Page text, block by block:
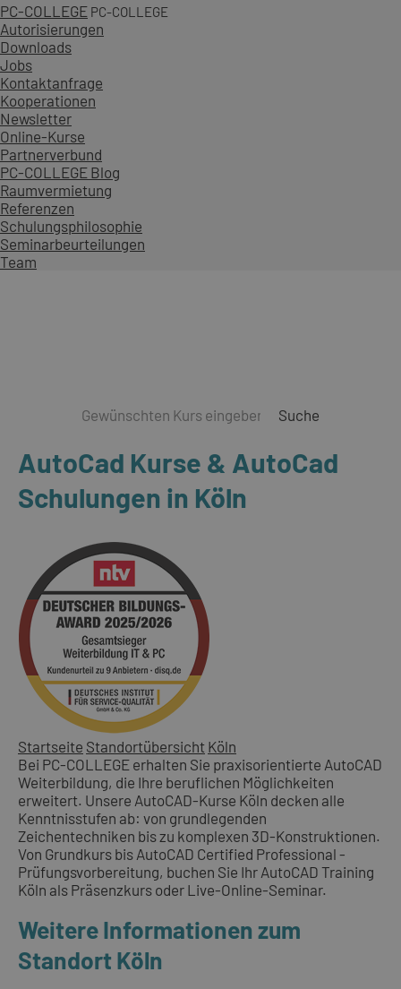
PC-COLLEGE PC-COLLEGE
Autorisierungen
Downloads
Jobs
Kontaktanfrage
Kooperationen
Newsletter
Online-Kurse
Partnerverbund
PC-COLLEGE Blog
Raumvermietung
Referenzen
Schulungsphilosophie
Seminarbeurteilungen
Team
Suche
AutoCad Kurse & AutoCad
Schulungen in Köln
Startseite Standortübersicht Köln
Bei PC-COLLEGE erhalten Sie praxisorientierte AutoCAD
Weiterbildung, die Ihre beruflichen Möglichkeiten
erweitert. Unsere AutoCAD-Kurse Köln decken alle
Kenntnisstufen ab: von grundlegenden
Zeichentechniken bis zu komplexen 3D-Konstruktionen.
Von Grundkurs bis AutoCAD Certified Professional -
Prüfungsvorbereitung, buchen Sie Ihr AutoCAD Training
Köln als Präsenzkurs oder Live-Online-Seminar.
Weitere Informationen zum
Standort Köln